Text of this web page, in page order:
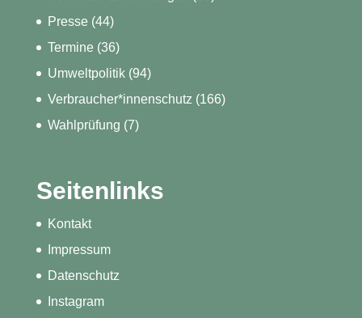
Presse(44)
Termine(36)
Umweltpolitik(94)
Verbraucher*innenschutz (166)
Wahlprüfung (7)
Seitenlinks
Kontakt
Impressum
Datenschutz
Instagram